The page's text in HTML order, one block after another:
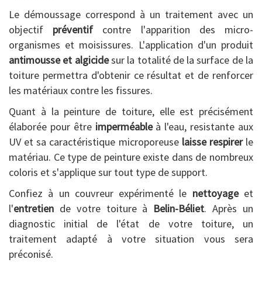
Le démoussage correspond à un traitement avec un
objectif préventifcontre l'apparition des micro-
organismes et moisissures. L'application d'un produit
antimousse et algicidesur la totalité de la surface de la
toiture permettra d'obtenir ce résultat et de renforcer
les matériaux contre les fissures.
Quant à la peinture de toiture, elle est précisément
élaborée pour être imperméableà l'eau, resistante aux
UV et sa caractéristique microporeuse laisse respirerle
matériau. Ce type de peinture existe dans de nombreux
coloris et s'applique sur tout type de support.
Confiez à un couvreur expérimenté le nettoyageet
l'entretien de votre toiture à Belin-Béliet. Après un
diagnostic initial de l'état de votre toiture, un
traitement adapté à votre situation vous sera
préconisé.